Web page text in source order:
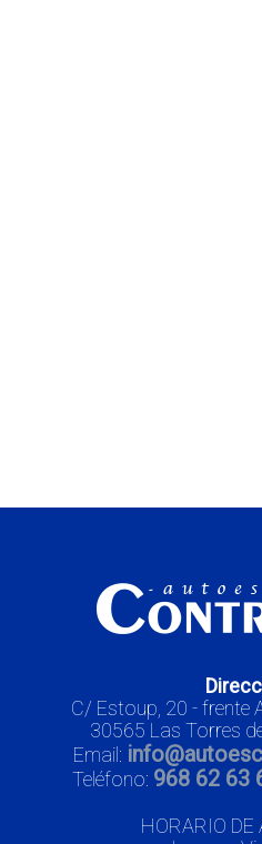
C/ Estoup, 20 - frente
30565 Las Torres
Email:
Teléfono: 968 62 63
HORARIO DE